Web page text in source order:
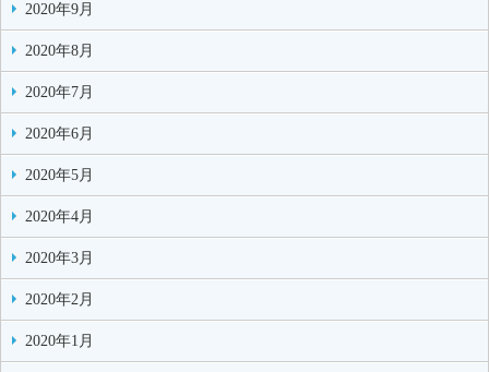
2020年9月
2020年8月
2020年7月
2020年6月
2020年5月
2020年4月
2020年3月
2020年2月
2020年1月